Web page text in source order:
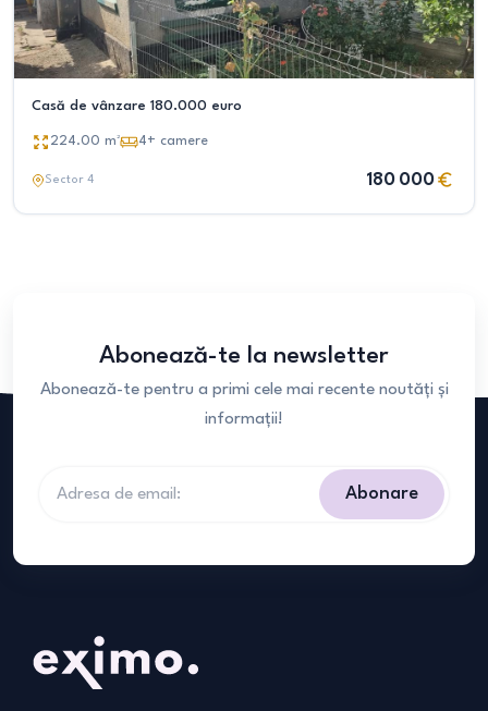
Casă de vânzare 180.000 euro
224.00 m² 4+ camere
Sector 4 180 000
Abonează-te la newsletter
Abonează-te pentru a primi cele mai recente noutăți și
informații!
Abonare